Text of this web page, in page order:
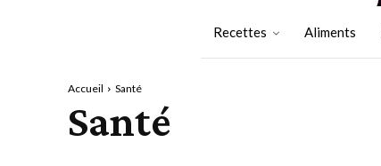
Recettes Aliments
Accueil Santé
Santé